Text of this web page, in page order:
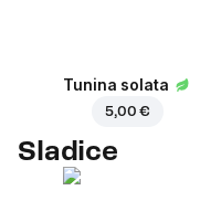
Tunina solata
5,00 €
Sladice